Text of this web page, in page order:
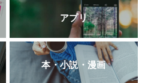
アプリ
本・小説・漫画